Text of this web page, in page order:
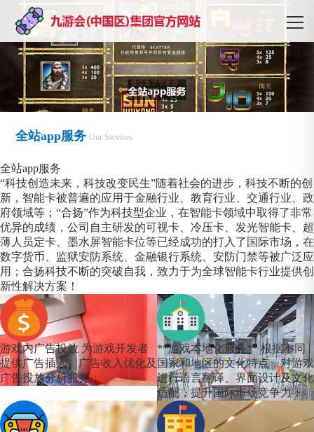
全站app服务 Our Services
全站app服务
“科技创造未来，科技改变民生”随着社会的进步，科技不断的创
新，智能卡被普遍的应用于金融行业、教育行业、交通行业、政
府领域等；“合扬”作为科技型企业，在智能卡领域中取得了非常
优异的成绩，公司自主研发的可视卡、冷压卡、发光智能卡、超
薄人员定卡、墨水屏智能卡位等已经成功的打入了国际市场，在
数字货币、监狱安防系统、金融银行系统、安防门禁等被广泛应
用；合扬科技不断的突破自我，致力于为全球智能卡行业提供创
新性解决方案！
游戏内广告投放 为游戏开发者
提供广告插入、广告收入优化及
广告投放分析服务；
**游戏本地化服务** 根据不同
国家和地区的文化特点，对游戏
进行语言翻译、界面设计及文化
适配，提升国际市场竞争力；